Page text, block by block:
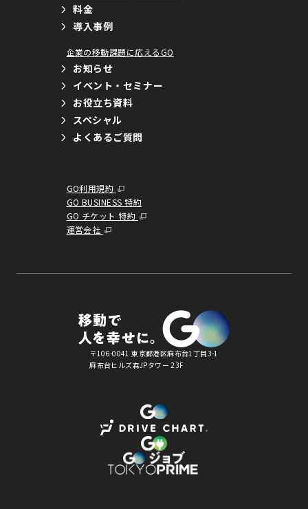
料金
導入事例
企業の移動課題に応えるGO
お知らせ
イベント・セミナー
お役立ち資料
スペシャル
よくあるご質問
GO利用規約
GO BUSINESS 特約
GO チケット 特約
運営会社
〒106-0041 東京都港区麻布台1丁目3-1
麻布台ヒルズ森JPタワー 23F